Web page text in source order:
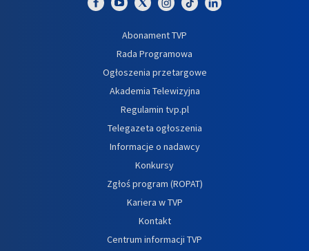
Abonament TVP
Rada Programowa
Ogłoszenia przetargowe
Akademia Telewizyjna
Regulamin tvp.pl
Telegazeta ogłoszenia
Informacje o nadawcy
Konkursy
Zgłoś program (ROPAT)
Kariera w TVP
Kontakt
Centrum informacji TVP